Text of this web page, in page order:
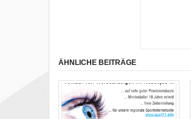
ÄHNLICHE BEITRÄGE